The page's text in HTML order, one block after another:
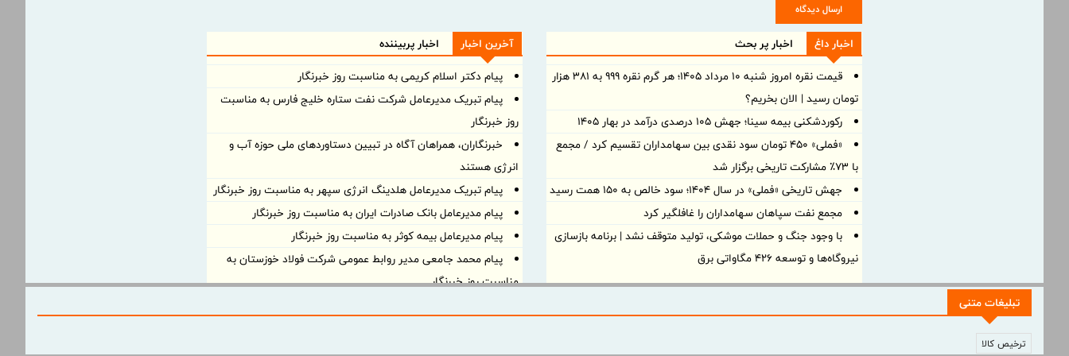
ارسال دیدگاه
اخبار داغ
اخبار پر بحث
قیمت نقره امروز شنبه ۱۰ مرداد ۱۴۰۵؛ هر گرم نقره ۹۹۹ به ۳۸۱ هزار
تومان رسید | الان بخریم؟
رکوردشکنی بیمه سینا؛ جهش 105 درصدی درآمد در بهار 1405
«فملی» ۴۵۰ تومان سود نقدی بین سهامداران تقسیم کرد / مجمع
با ۷۳٪ مشارکت تاریخی برگزار شد
جهش تاریخی «فملی» در سال ۱۴۰۴؛ سود خالص به ۱۵۰ همت رسید
مجمع نفت سپاهان سهامداران را غافلگیر کرد
با وجود جنگ و حملات موشکی، تولید متوقف نشد | برنامه بازسازی
نیروگاه‌ها و توسعه ۴۲۶ مگاواتی برق
آخرین اخبار
اخبار پربیننده
پیام دکتر اسلام کریمی به مناسبت روز خبرنگار
پیام تبریک مدیرعامل شرکت نفت ستاره خلیج فارس به مناسبت
روز خبرنگار
خبرنگاران، همراهان آگاه در تبیین دستاوردهای ملی حوزه آب و
انرژی هستند
پیام تبریک مدیرعامل هلدینگ انرژی سپهر به مناسبت روز خبرنگار
پیام مدیرعامل بانک صادرات ایران به مناسبت روز خبرنگار
پیام مدیرعامل بیمه کوثر به مناسبت روز خبرنگار
پیام محمد جامعی مدیر روابط عمومی شرکت فولاد خوزستان به
مناسبت روز خبرنگار
روز خبرنگار
تبلیغات متنی
ترخیص کالا